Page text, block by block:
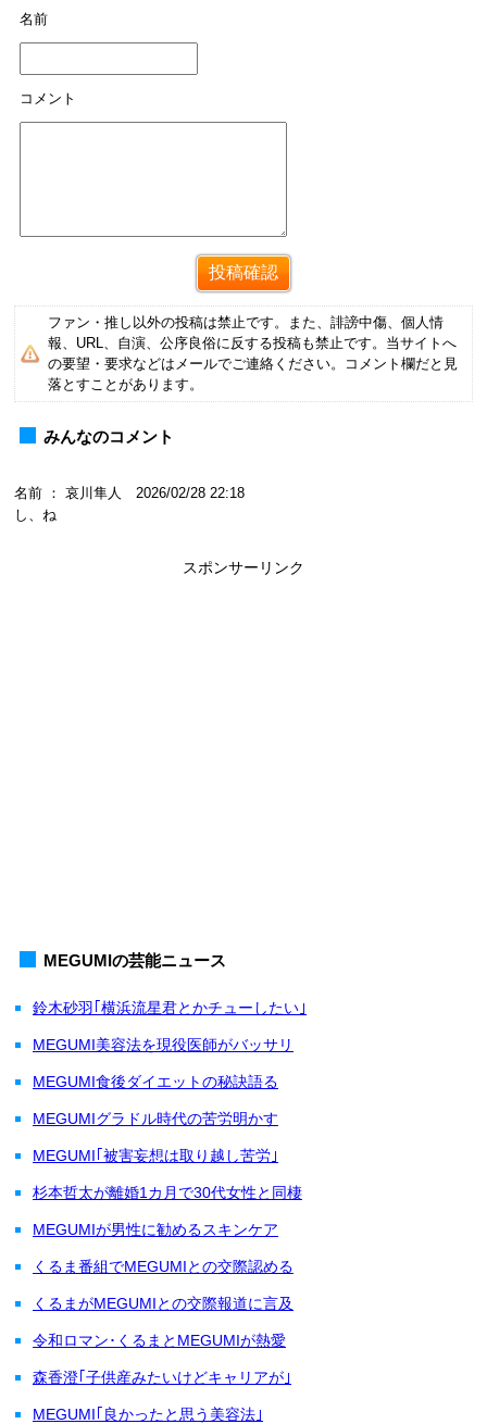
名前
コメント
ファン・推し以外の投稿は禁止です。また、誹謗中傷、個人情
報、URL、自演、公序良俗に反する投稿も禁止です。当サイトへ
の要望・要求などはメールでご連絡ください。コメント欄だと見
落とすことがあります。
みんなのコメント
名前 ： 哀川隼人 2026/02/28 22:18
し、ね
スポンサーリンク
MEGUMIの芸能ニュース
鈴木砂羽｢横浜流星君とかチューしたい｣
MEGUMI美容法を現役医師がバッサリ
MEGUMI食後ダイエットの秘訣語る
MEGUMIグラドル時代の苦労明かす
MEGUMI｢被害妄想は取り越し苦労｣
杉本哲太が離婚1カ月で30代女性と同棲
MEGUMIが男性に勧めるスキンケア
くるま番組でMEGUMIとの交際認める
くるまがMEGUMIとの交際報道に言及
令和ロマン･くるまとMEGUMIが熱愛
森香澄｢子供産みたいけどキャリアが｣
MEGUMI｢良かったと思う美容法｣